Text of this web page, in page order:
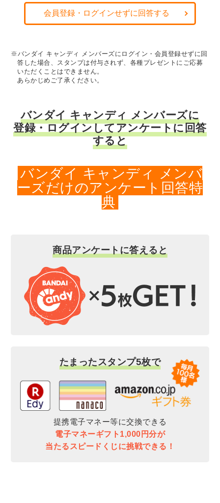
会員登録・ログインせずに回答する
※バンダイ キャンディ メンバーズにログイン・会員登録せずに回
答した場合、スタンプは付与されず、各種プレゼントにご応募
いただくことはできません。
あらかじめご了承ください。
バンダイ キャンディ メンバーズに
登録・ログインしてアンケートに回答
すると
バンダイ キャンディ メンバ
ーズだけのアンケート回答特
典
商品アンケートに答えると
たまったスタンプ5枚で
提携電子マネー等に交換できる
電子マネーギフト1,000円分が
当たるスピードくじに挑戦できる！